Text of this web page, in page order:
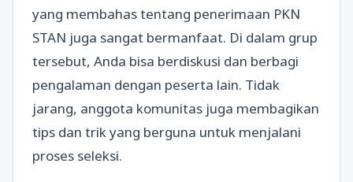
yang membahas tentang penerimaan PKN
STAN juga sangat bermanfaat. Di dalam grup
tersebut, Anda bisa berdiskusi dan berbagi
pengalaman dengan peserta lain. Tidak
jarang, anggota komunitas juga membagikan
tips dan trik yang berguna untuk menjalani
proses seleksi.